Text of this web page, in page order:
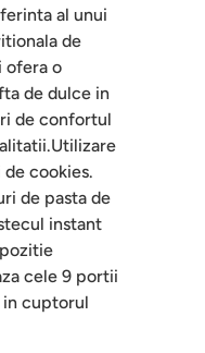
al unui
de
ofera o
de dulce in
de confortul
cookies.
de pasta de
instant
cele 9 portii
in cuptorul